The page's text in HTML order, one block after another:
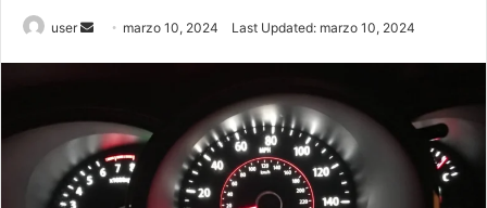
user
a
n
e
marzo 10, 2024 Last Updated: marzo 10, 2024